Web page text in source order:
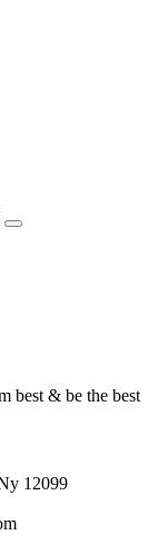
best & be the best
12099